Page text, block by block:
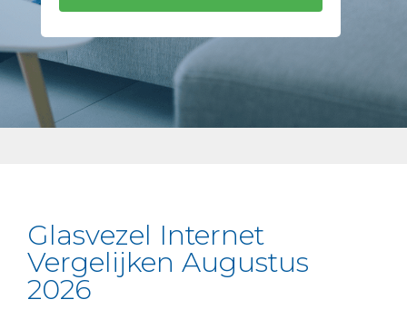
Glasvezel Internet
Vergelijken Augustus
2026